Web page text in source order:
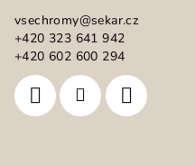
vsechromy@sekar.cz
+420 323 641 942
+420 602 600 294